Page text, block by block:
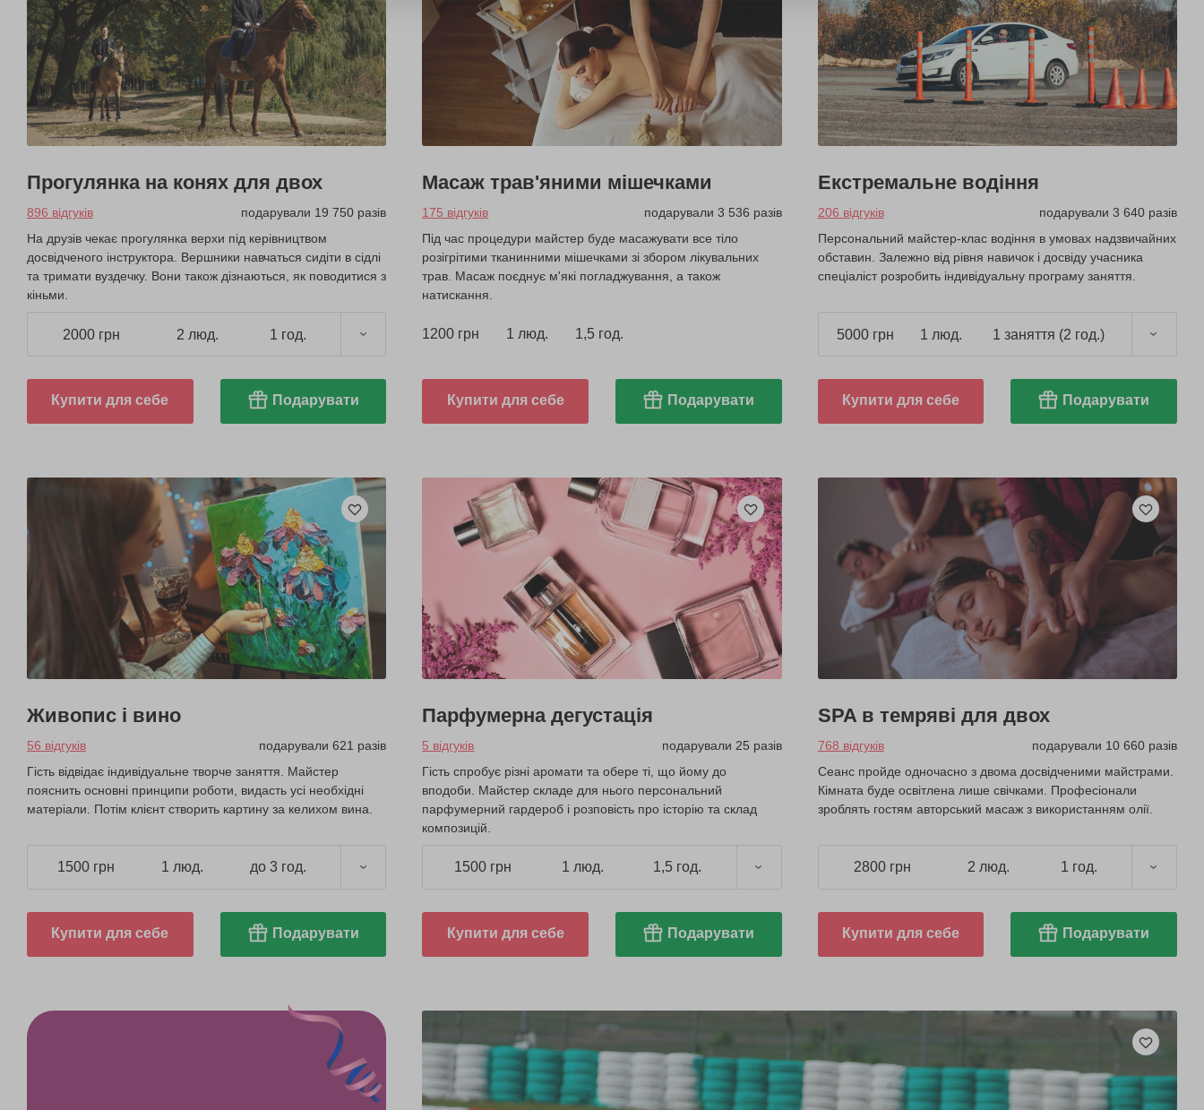
Прогулянка на конях для двох
896 відгуків
подарували 19 750 разів
На друзів чекає прогулянка верхи під керівництвом
досвідченого інструктора. Вершники навчаться сидіти в сідлі
та тримати вуздечку. Вони також дізнаються, як поводитися з
кіньми.
2000 грн 2 люд. 1 год.
Купити для себе Подарувати
Масаж трав'яними мішечками
175 відгуків
подарували 3 536 разів
Під час процедури майстер буде масажувати все тіло
розігрітими тканинними мішечками зі збором лікувальних
трав. Масаж поєднує м'які погладжування, а також
натискання.
1200 грн 1 люд. 1,5 год.
Купити для себе Подарувати
Екстремальне водіння
206 відгуків
подарували 3 640 разів
Персональний майстер-клас водіння в умовах надзвичайних
обставин. Залежно від рівня навичок і досвіду учасника
спеціаліст розробить індивідуальну програму заняття.
5000 грн 1 люд. 1 заняття (2 год.)
Купити для себе Подарувати
Живопис і вино
56 відгуків
подарували 621 разів
Гість відвідає індивідуальне творче заняття. Майстер
пояснить основні принципи роботи, видасть усі необхідні
матеріали. Потім клієнт створить картину за келихом вина.
1500 грн 1 люд. до 3 год.
Купити для себе Подарувати
Парфумерна дегустація
5 відгуків
подарували 25 разів
Гість спробує різні аромати та обере ті, що йому до
вподоби. Майстер складе для нього персональний
парфумерний гардероб і розповість про історію та склад
композицій.
1500 грн 1 люд. 1,5 год.
Купити для себе Подарувати
SPA в темряві для двох
768 відгуків
подарували 10 660 разів
Сеанс пройде одночасно з двома досвідченими майстрами.
Кімната буде освітлена лише свічками. Професіонали
зроблять гостям авторський масаж з використанням олії.
2800 грн 2 люд. 1 год.
Купити для себе Подарувати